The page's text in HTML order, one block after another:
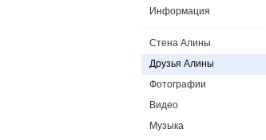
Информация
Стена Алины
Друзья Алины
Фотографии
Видео
Музыка